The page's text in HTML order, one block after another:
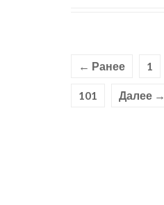
← Ранее 1
101 Далее →